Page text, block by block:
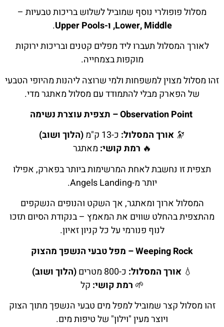
מסלול פופולרי נוסף שמוביל לשלוש בריכות טבעיות –
Lower, Middle, ו-Upper Pools
.
לאורך המסלול תעברו ליד מפלים קטנים ובריכות ירוקות
מוקפות בצמחייה.
זהו מסלול מצוין למשפחות ולמי שרוצה ליהנות מהיופי הטבעי
של הפארק מבלי להתמודד עם מסלול מאתגר מדי.
Observation Point – תצפית עוצרת נשימה
🔭 אורך המסלול: כ-13 ק"מ
(הלוך ושוב)
🔥 רמת קושי: מאתגר
תצפית זו נחשבת לאחת המרשימות ביותר בפארק, אפילו
יותר מ-Angels Landing.
המסלול ארוך ומאתגר, אך השקט והנופים הנשקפים
מהתצפית בהחלט שווים את המאמץ – בנקודת הסיום תזכו
לנוף פנורמי על כל קניון זאיון.
Weeping Rock – מפל טבעי הנשפך מהצוק
💧אורך המסלול: כ-800 מטרים
(הלוך ושוב)
🌱 רמת קושי: קל
זהו מסלול קצר שמוביל למפל מים טבעי הנשפך מתוך הצוק
ויוצר מעין "וילון" של טיפות מים.